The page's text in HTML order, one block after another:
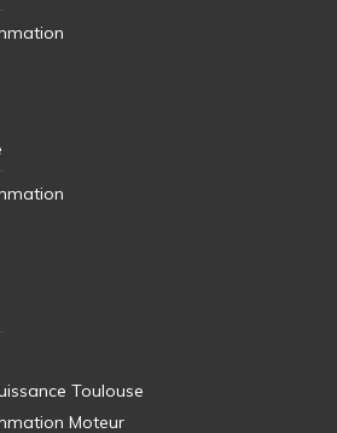
Toulouse
Moteur